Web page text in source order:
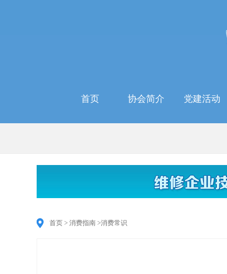
首页 协会简介 党建活动
首页 > 消费指南 >消费常识